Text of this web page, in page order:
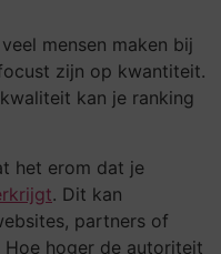
mensen maken bij
zijn op kwantiteit.
kan je ranking
het erom dat je
. Dit kan
partners of
hoger de autoriteit